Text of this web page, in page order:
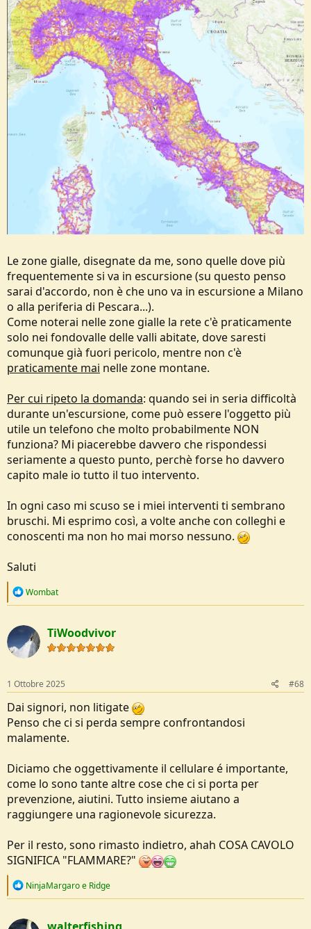
Le zone gialle, disegnate da me, sono quelle dove più
frequentemente si va in escursione (su questo penso
sarai d'accordo, non è che uno va in escursione a Milano
o alla periferia di Pescara...).
Come noterai nelle zone gialle la rete c'è praticamente
solo nei fondovalle delle valli abitate, dove saresti
comunque già fuori pericolo, mentre non c'è
praticamente mai nelle zone montane.
Per cui ripeto la domanda: quando sei in seria difficoltà
durante un'escursione, come può essere l'oggetto più
utile un telefono che molto probabilmente NON
funziona? Mi piacerebbe davvero che rispondessi
seriamente a questo punto, perchè forse ho davvero
capito male io tutto il tuo intervento.
In ogni caso mi scuso se i miei interventi ti sembrano
bruschi. Mi esprimo così, a volte anche con colleghi e
conoscenti ma non ho mai morso nessuno.
Saluti
R
c
t
i
o
s
:
Wombat
TiWoodvivor
1 Ottobre 2025 #68
Dai signori, non litigate
Penso che ci si perda sempre confrontandosi
malamente.
Diciamo che oggettivamente il cellulare é importante,
come lo sono tante altre cose che ci si porta per
prevenzione, aiutini. Tutto insieme aiutano a
raggiungere una ragionevole sicurezza.
Per il resto, sono rimasto indietro, ahah COSA CAVOLO
SIGNIFICA "FLAMMARE?"
R
c
NinjaMargaroe Ridge